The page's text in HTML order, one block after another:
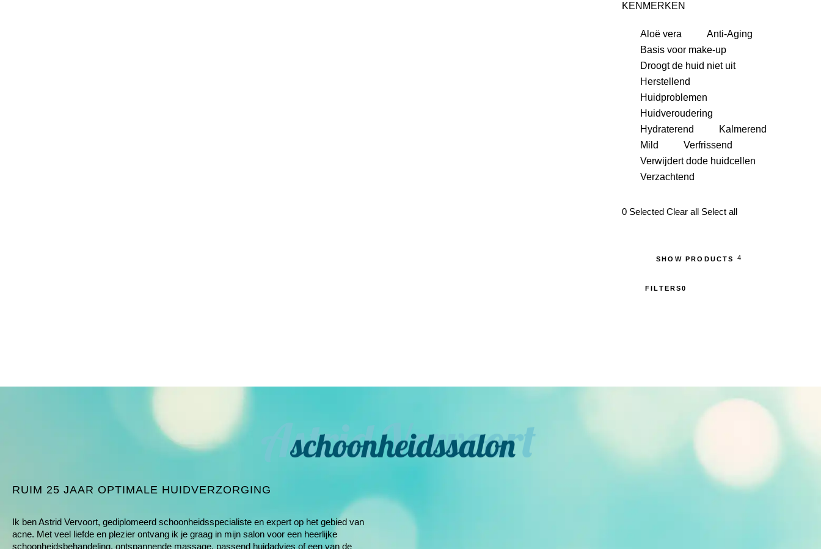
KENMERKEN
Aloë vera Anti-Aging
Basis voor make-up
Droogt de huid niet uit
Herstellend
Huidproblemen
Huidveroudering
Hydraterend Kalmerend
Mild Verfrissend
Verwijdert dode huidcellen
Verzachtend
0 Selected Clear all Select all
SHOW PRODUCTS 4
FILTERS0
RUIM 25 JAAR OPTIMALE HUIDVERZORGING
Ik ben Astrid Vervoort, gediplomeerd schoonheids­specialiste en expert op het gebied van
acne. Met veel liefde en plezier ontvang ik je graag in mijn salon voor een heerlijke
schoonheids­behandeling, ontspannende massage, passend huidadvies of een van de